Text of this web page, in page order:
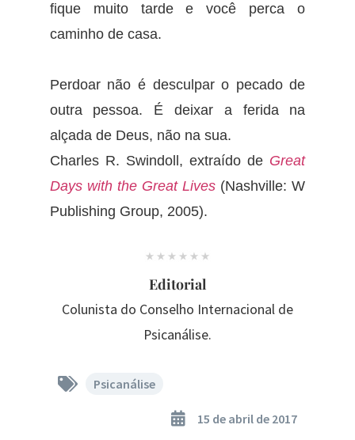
fique muito tarde e você perca o
caminho de casa.
Perdoar não é desculpar o pecado de
outra pessoa. É deixar a ferida na
alçada de Deus, não na sua.
Charles R. Swindoll, extraído de Great
Days with the Great Lives (Nashville: W
Publishing Group, 2005).
Editorial
Colunista do Conselho Internacional de
Psicanálise.
Psicanálise
15 de abril de 2017